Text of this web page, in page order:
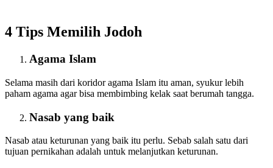
4 Tips Memilih Jodoh
Agama Islam
Selama masih dari koridor agama Islam itu aman, syukur lebih
paham agama agar bisa membimbing kelak saat berumah tangga.
Nasab yang baik
Nasab atau keturunan yang baik itu perlu. Sebab salah satu dari
tujuan pernikahan adalah untuk melanjutkan keturunan.